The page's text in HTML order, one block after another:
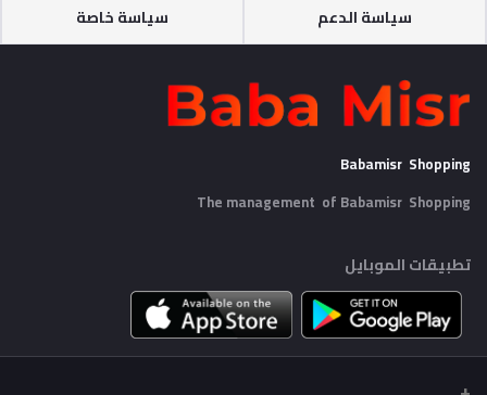
سياسة الدعم سياسة خاصة
Babamisr Shopping
The management of Babamisr Shopping
تطبيقات الموبايل